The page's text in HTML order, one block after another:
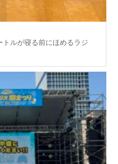
トルが寝る前にほめるラジ